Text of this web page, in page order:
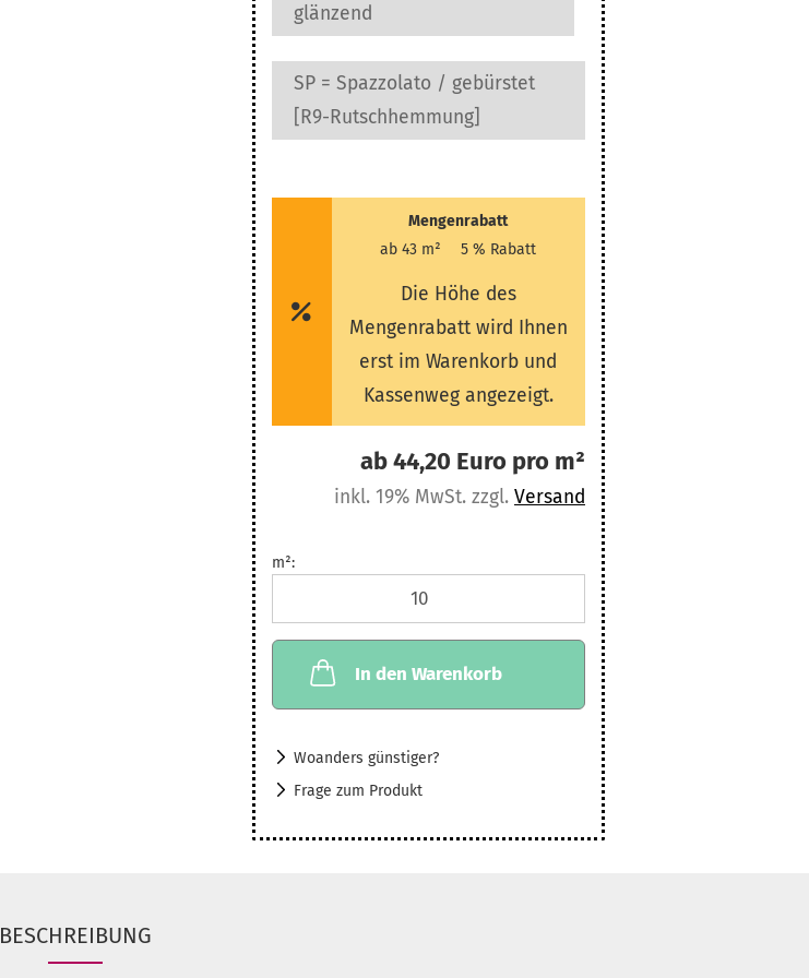
glänzend
SP = Spazzolato / gebürstet
[R9-Rutschhemmung]
Mengenrabatt
ab 43 m²
5 % Rabatt
Die Höhe des
Mengenrabatt wird Ihnen
erst im Warenkorb und
Kassenweg angezeigt.
ab 44,20 Euro pro m²
inkl. 19% MwSt. zzgl. Versand
m²:
In den Warenkorb
Woanders günstiger?
Frage zum Produkt
BESCHREIBUNG